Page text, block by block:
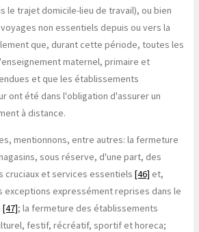
le trajet domicile-lieu de travail), ou bien
non essentiels depuis ou vers la
que, durant cette période, toutes les
maternel, primaire et
et que les établissements
ont été dans l'obligation d'assurer un
à distance.
mentionnons, entre autres: la fermeture
sous réserve, d'une part, des
et services essentiels [46] et,
exceptions expressément reprises dans le
[47]; la fermeture des établissements
festif, récréatif, sportif et horeca;